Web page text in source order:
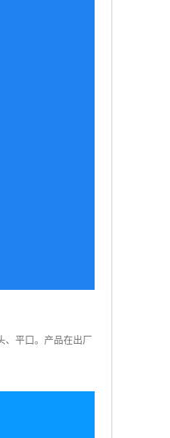
平口。产品在出厂